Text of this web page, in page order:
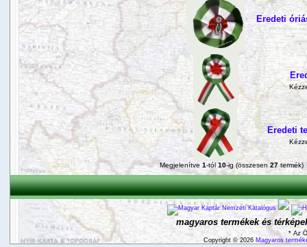
Eredeti
Eredeti
Megjelenítve 1-tól 10-ig (összesen 27termék)
magyaros termékek és
* Az
Copyright © 2026 Magyaros